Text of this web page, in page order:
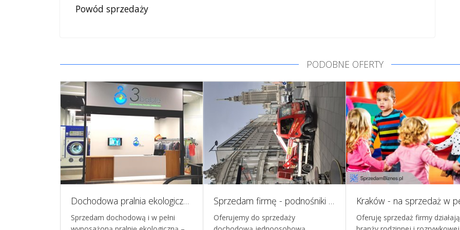
Powód sprzedaży
PODOBNE OFERTY
Dochodowa pralnia ekologiczna na sprzedaż
Sprzedam dochodową i w pełni
Sprzedam firmę - podnośniki koszowe wynajem/usługi
Oferujemy do sprzedaży
Oferuję sprzedaż firmy